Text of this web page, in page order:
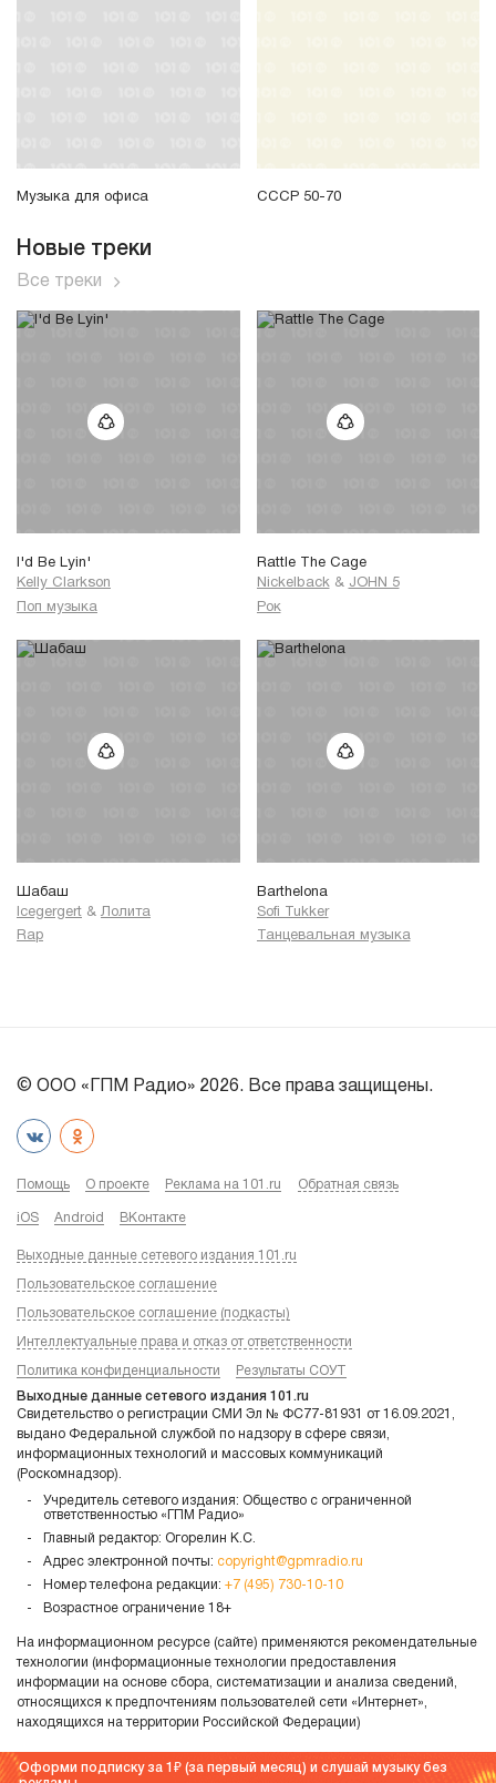
Музыка для офиса СССР 50-70
Новые треки
Все треки
I'd Be Lyin'
Kelly Clarkson
Поп музыка
Rattle The Cage
Nickelback & JOHN 5
Рок
Шабаш
Icegergert & Лолита
Rap
Barthelona
Sofi Tukker
Танцевальная музыка
© ООО «ГПМ Радио» 2026. Все права защищены.
Помощь О проекте Реклама на 101.ru Обратная связь
iOS Android ВКонтакте
Выходные данные сетевого издания 101.ru
Пользовательское соглашение
Пользовательское соглашение (подкасты)
Интеллектуальные права и отказ от ответственности
Политика конфиденциальности Результаты СОУТ
Выходные данные сетевого издания 101.ru
Свидетельство о регистрации СМИ Эл № ФС77-81931 от 16.09.2021,
выдано Федеральной службой по надзору в сфере связи,
информационных технологий и массовых коммуникаций
(Роскомнадзор).
Учредитель сетевого издания: Общество с ограниченной
ответственностью «ГПМ Радио»
Главный редактор: Огорелин К.С.
Адрес электронной почты: copyright@gpmradio.ru
Номер телефона редакции: +7 (495) 730-10-10
Возрастное ограничение 18+
На информационном ресурсе (сайте) применяются рекомендательные
технологии (информационные технологии предоставления
информации на основе сбора, систематизации и анализа сведений,
относящихся к предпочтениям пользователей сети «Интернет»,
находящихся на территории Российской Федерации)
Оформи подписку за 1
(за первый месяц) и слушай музыку без